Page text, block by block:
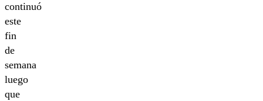
continuó
este
fin
de
semana
luego
que